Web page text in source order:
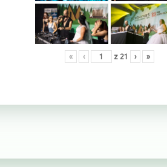
« ‹ z 21 › »